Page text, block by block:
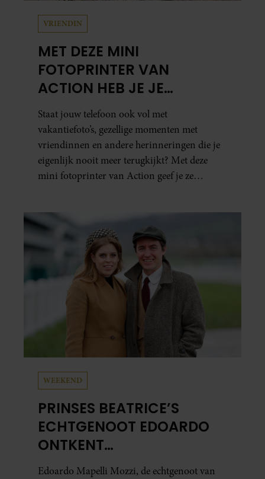
VRIENDIN
MET DEZE MINI
FOTOPRINTER VAN
ACTION HEB JE JE
FAVORIETE FOTO’S BINNEN
ÉÉN MINUUT IN HANDEN
Staat jouw telefoon ook vol met
vakantiefoto’s, gezellige momenten met
vriendinnen en andere herinneringen die je
eigenlijk nooit meer terugkijkt? Met deze
mini fotoprinter van Action geef je ze
al in handen.
WEEKEND
PRINSES BEATRICE’S
ECHTGENOOT EDOARDO
ONTKENT
HUWELIJKSPROBLEMEN
Edoardo Mapelli Mozzi, de echtgenoot van